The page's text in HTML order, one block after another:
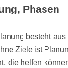
Phasen
besteht
Ziele ist
die helfen